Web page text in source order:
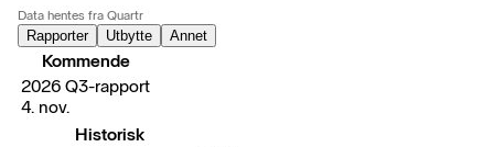
Data hentes fra Quartr
Rapporter Utbytte Annet
Kommende
2026 Q3-rapport
4. nov.
Historisk